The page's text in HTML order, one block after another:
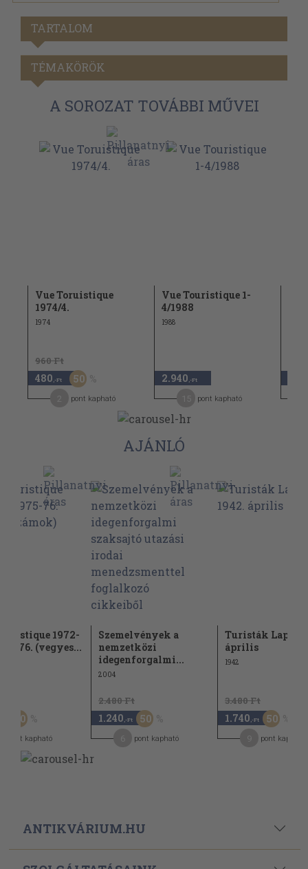
TARTALOM
TÉMAKÖRÖK
A SOROZAT TOVÁBBI MŰVEI
Vue Toruistique
1974/4.
1974
960 Ft
480 ,-Ft 50
pont kapható
Vue Touristique 1-
4/1988
1988
2.940 ,-Ft
pont kapható
AJÁNLÓ
1972-
76. (vegyes...
50
pont kapható
Szemelvények a
nemzetközi
idegenforgalmi...
2004
2.480 Ft
1.240 ,-Ft 50
pont kapható
Turisták Lapja
április
1942
3.480 Ft
1.740 ,-Ft 50
pont kapható
ANTIKVÁRIUM.HU